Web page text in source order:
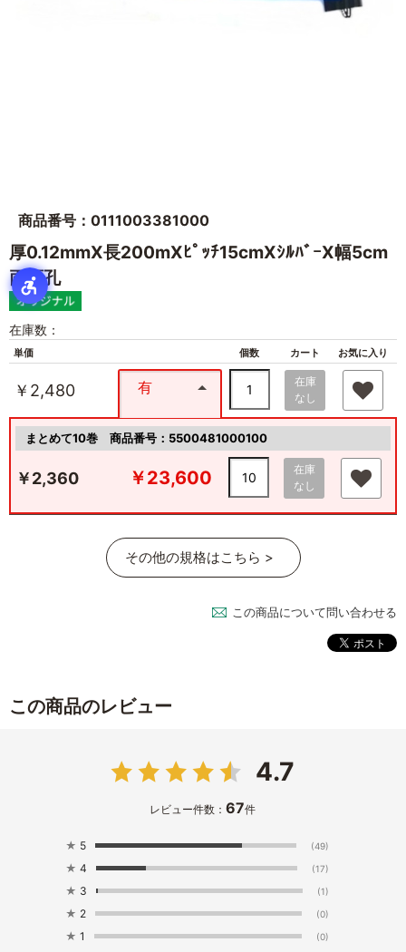
商品番号：0111003381000
厚0.12mmX長200mXﾋﾟｯﾁ15cmXｼﾙﾊﾞｰX幅5cm
両面孔
在庫数：
単価 個数 カート お気に入り
￥2,480 有
在庫
なし
まとめて10巻 商品番号：5500481000100
￥2,360 ￥23,600
在庫
なし
その他の規格はこちら >
この商品について問い合わせる
この商品のレビュー
4.7
レビュー件数：67件
★ 5 (49)
★ 4 (17)
★ 3 (1)
★ 2 (0)
★ 1 (0)